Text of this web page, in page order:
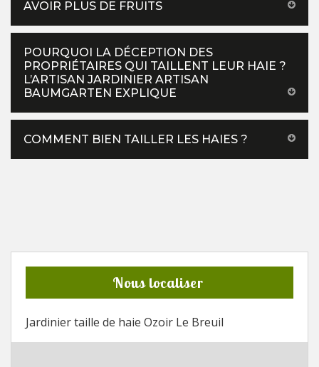
AVOIR PLUS DE FRUITS
POURQUOI LA DÉCEPTION DES
PROPRIÉTAIRES QUI TAILLENT LEUR HAIE ?
L’ARTISAN JARDINIER ARTISAN
BAUMGARTEN EXPLIQUE
COMMENT BIEN TAILLER LES HAIES ?
Nous localiser
Jardinier taille de haie Ozoir Le Breuil